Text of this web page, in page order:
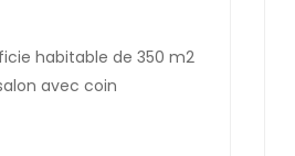
habitable de 350 m2
avec coin